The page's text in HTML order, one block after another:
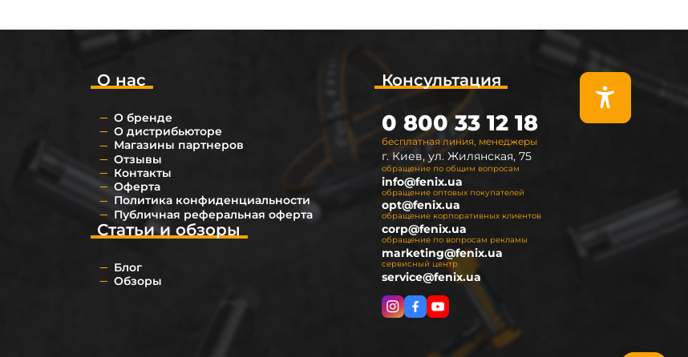
О нас
О бренде
О дистрибьюторе
Магазины партнеров
Отзывы
Контакты
Оферта
Политика конфиденциальности
Публичная реферальная оферта
Статьи и обзоры
Блог
Обзоры
Консультация
бесплатная линия, менеджеры
0 800 33 12 18
г. Киев, ул. Жилянская, 75
обращение по общим вопросам
info@fenix.ua
обращение оптовых покупателей
opt@fenix.ua
обращение корпоративных клиентов
corp@fenix.ua
обращение по вопросам рекламы
marketing@fenix.ua
сервисный центр
service@fenix.ua